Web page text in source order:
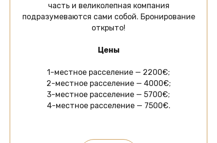
часть и великолепная компания
подразумеваются сами собой. Бронирование
открыто!
Цены
1-местное расселение — 2200€;
2-местное расселение — 4000€;
3-местное расселение — 5700€;
4-местное расселение — 7500€.